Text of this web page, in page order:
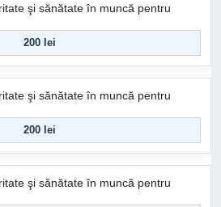
şi sănătate în muncă pentru
200 lei
şi sănătate în muncă pentru
200 lei
şi sănătate în muncă pentru